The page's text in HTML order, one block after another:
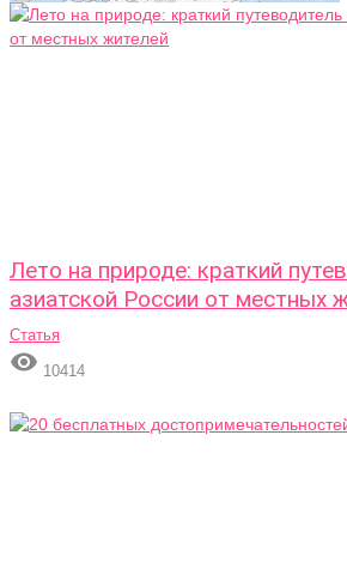
Лето на природе: краткий
азиатской России от местных
Статья
 10414